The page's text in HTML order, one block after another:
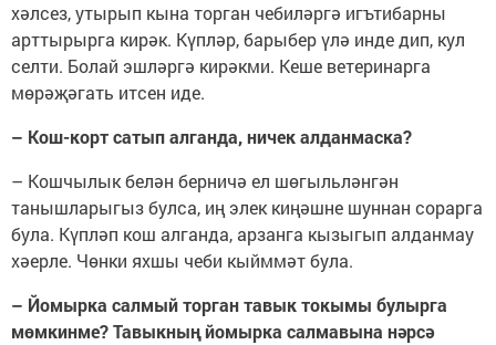
хәлсез, утырып кына торган чебиләргә игътибарны
арттырырга кирәк. Күпләр, барыбер үлә инде дип, кул
селти. Болай эшләргә кирәкми. Кеше ветеринарга
мөрәҗәгать итсен иде.
– Кош-корт сатып алганда, ничек алданмаска?
– Кошчылык белән берничә ел шөгыльләнгән
танышларыгыз булса, иң элек киңәшне шуннан сорарга
була. Күпләп кош алганда, арзанга кызыгып алданмау
хәерле. Чөнки яхшы чеби кыйммәт була.
– Йомырка салмый торган тавык токымы булырга
мөмкинме? Тавыкның йомырка салмавына нәрсә